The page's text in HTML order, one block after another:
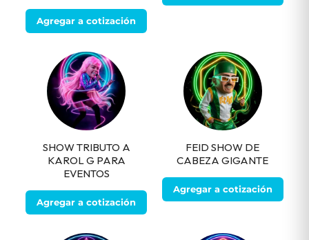
Agregar a cotización
SHOW TRIBUTO A
KAROL G PARA
EVENTOS
Agregar a cotización
FEID SHOW DE
CABEZA GIGANTE
Agregar a cotización